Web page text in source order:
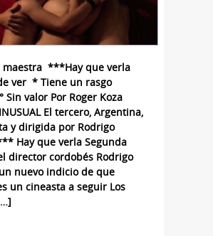
***Hay que verla
ver * Tiene un rasgo
Sin valor Por Roger Koza
El tercero, Argentina,
y dirigida por Rodrigo
Hay que verla Segunda
director cordobés Rodrigo
nuevo indicio de que
un cineasta a seguir Los